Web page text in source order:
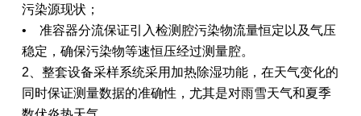
污染源现状；
• 准容器分流保证引入检测腔污染物流量恒定以及气压
稳定，确保污染物等速恒压经过测量腔。
2、整套设备采样系统采用加热除湿功能，在天气变化的
同时保证测量数据的准确性，尤其是对雨雪天气和夏季